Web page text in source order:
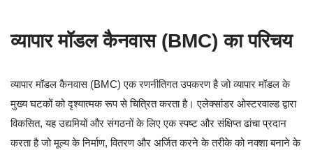
व्यापार मॉडल कैनवास (BMC) का परिचय
व्यापार मॉडल कैनवास (BMC) एक रणनीतिगत उपकरण है जो व्यापार मॉडल के
मुख्य घटकों को दृश्यात्मक रूप से चित्रित करता है। एलेक्सांडर ओस्टरवाल्ड द्वारा
विकसित, यह उद्यमियों और संगठनों के लिए एक स्पष्ट और संक्षिप्त ढांचा प्रदान
करता है जो मूल्य के निर्माण, वितरण और अर्जित करने के तरीके को नक्शा बनाने के